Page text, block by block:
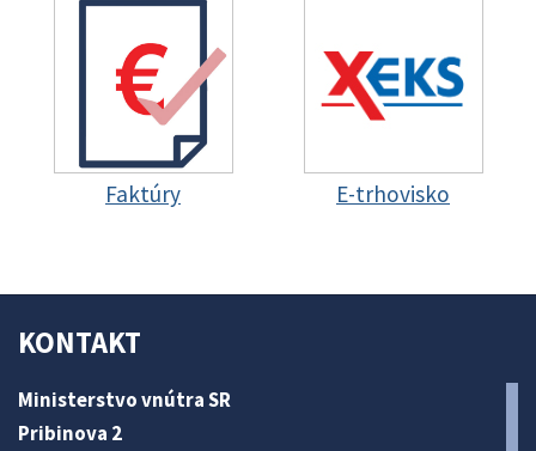
Faktúry E-trhovisko
KONTAKT
Ministerstvo vnútra SR
Pribinova 2